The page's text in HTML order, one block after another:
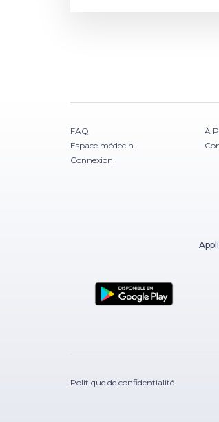
FAQ
Espace médecin
Connexion
À
Politique de confidentialité